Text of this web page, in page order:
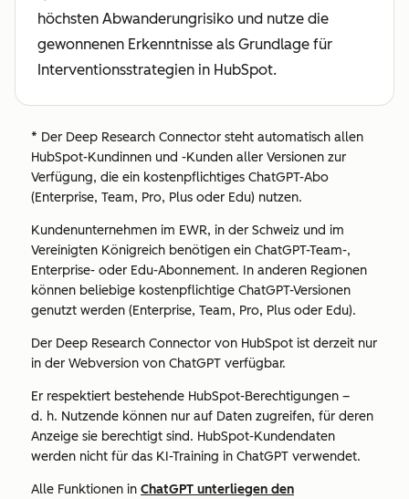
höchsten Abwanderungrisiko und nutze die
gewonnenen Erkenntnisse als Grundlage für
Interventionsstrategien in HubSpot.
* Der Deep Research Connector steht automatisch allen
HubSpot-Kundinnen und -Kunden aller Versionen zur
Verfügung, die ein kostenpflichtiges ChatGPT-Abo
(Enterprise, Team, Pro, Plus oder Edu) nutzen.
Kundenunternehmen im EWR, in der Schweiz und im
Vereinigten Königreich benötigen ein ChatGPT-Team-,
Enterprise- oder Edu-Abonnement. In anderen Regionen
können beliebige kostenpflichtige ChatGPT-Versionen
genutzt werden (Enterprise, Team, Pro, Plus oder Edu).
Der Deep Research Connector von HubSpot ist derzeit nur
in der Webversion von ChatGPT verfügbar.
Er respektiert bestehende HubSpot-Berechtigungen –
d. h. Nutzende können nur auf Daten zugreifen, für deren
Anzeige sie berechtigt sind. HubSpot-Kundendaten
werden nicht für das KI-Training in ChatGPT verwendet.
Alle Funktionen in ChatGPT unterliegen den